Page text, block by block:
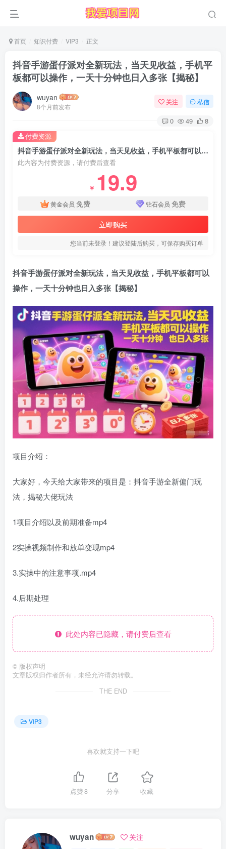
首页 知识付费 VIP3 正文
抖音手游蛋仔派对全新玩法，当天见收益，手机平
板都可以操作，一天十分钟也日入多张【揭秘】
wuyan
8个月前发布
关注 私信
0 49 8
抖音手游蛋仔派对全新玩法，当天见收益，手机平板都可以操作，一天十分钟也日入多张【揭秘】
此内容为付费资源，请付费后查看
￥ 19.9
黄金会员 免费 钻石会员 免费
立即购买
您当前未登录！建议登陆后购买，可保存购买订单
付费资源
抖音手游蛋仔派对全新玩法，当天见收益，手机平板都可以
操作，一天十分钟也日入多张【揭秘】
项目介绍：
大家好，今天给大家带来的项目是：抖音手游全新偏门玩
法，揭秘大佬玩法
1项目介绍以及前期准备mp4
2实操视频制作和放单变现mp4
3.实操中的注意事项.mp4
4.后期处理
此处内容已隐藏，请付费后查看
© 版权声明
文章版权归作者所有，未经允许请勿转载。
THE END
VIP3
喜欢就支持一下吧
点赞8 分享 收藏
wuyan 关注